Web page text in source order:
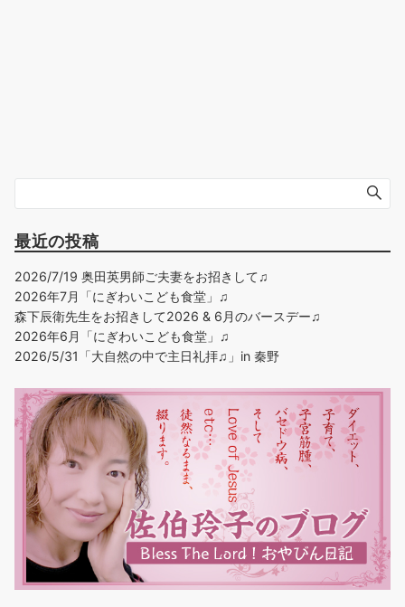
最近の投稿
2026/7/19 奥田英男師ご夫妻をお招きして♫
2026年7月「にぎわいこども食堂」♫
森下辰衛先生をお招きして2026 & 6月のバースデー♫
2026年6月「にぎわいこども食堂」♫
2026/5/31「大自然の中で主日礼拝♫」in 秦野